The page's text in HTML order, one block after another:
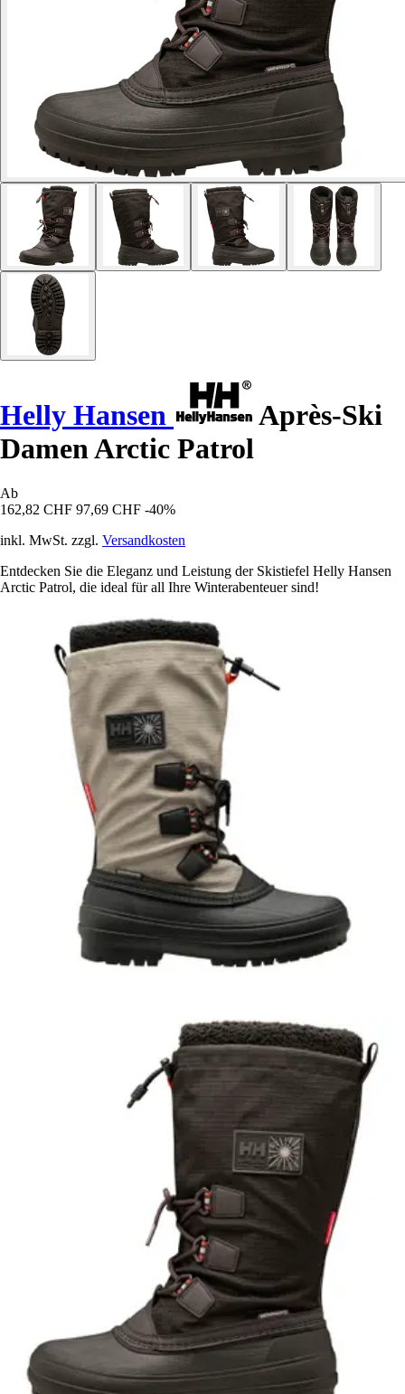
Helly Hansen
Après-Ski
Damen Arctic Patrol
Ab
162,82 CHF 97,69 CHF -40%
inkl. MwSt. zzgl. Versandkosten
Entdecken Sie die Eleganz und Leistung der Skistiefel Helly Hansen
Arctic Patrol, die ideal für all Ihre Winterabenteuer sind!